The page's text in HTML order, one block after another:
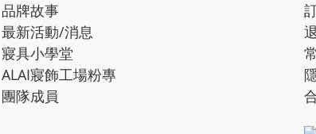
品牌故事
最新活動/消息
寢具小學堂
ALAI寢飾工場粉專
團隊成員